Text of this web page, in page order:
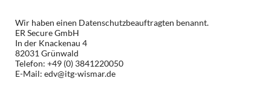
Wir haben einen Datenschutzbeauftragten benannt.
ER Secure GmbH
In der Knackenau 4
82031 Grünwald
Telefon: +49 (0) 3841220050
E-Mail: edv@itg-wismar.de